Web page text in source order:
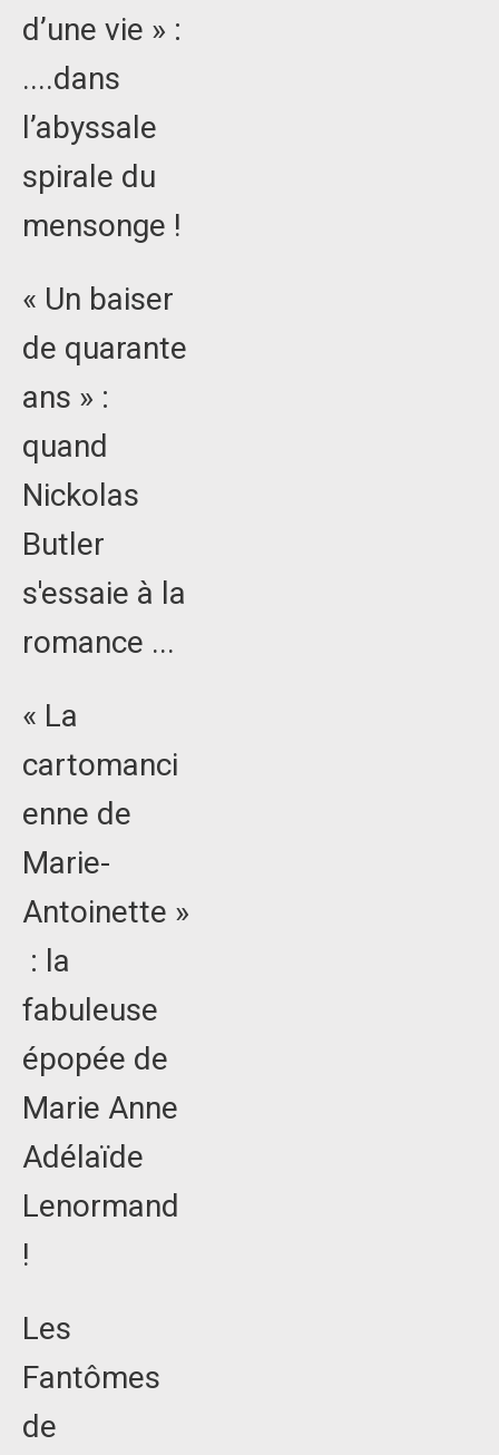
d’une vie » :
....dans
l’abyssale
spirale du
mensonge !
« Un baiser
de quarante
ans » :
quand
Nickolas
Butler
s'essaie à la
romance ...
« La
cartomanci
enne de
Marie-
Antoinette »
: la
fabuleuse
épopée de
Marie Anne
Adélaïde
Lenormand
!
Les
Fantômes
de